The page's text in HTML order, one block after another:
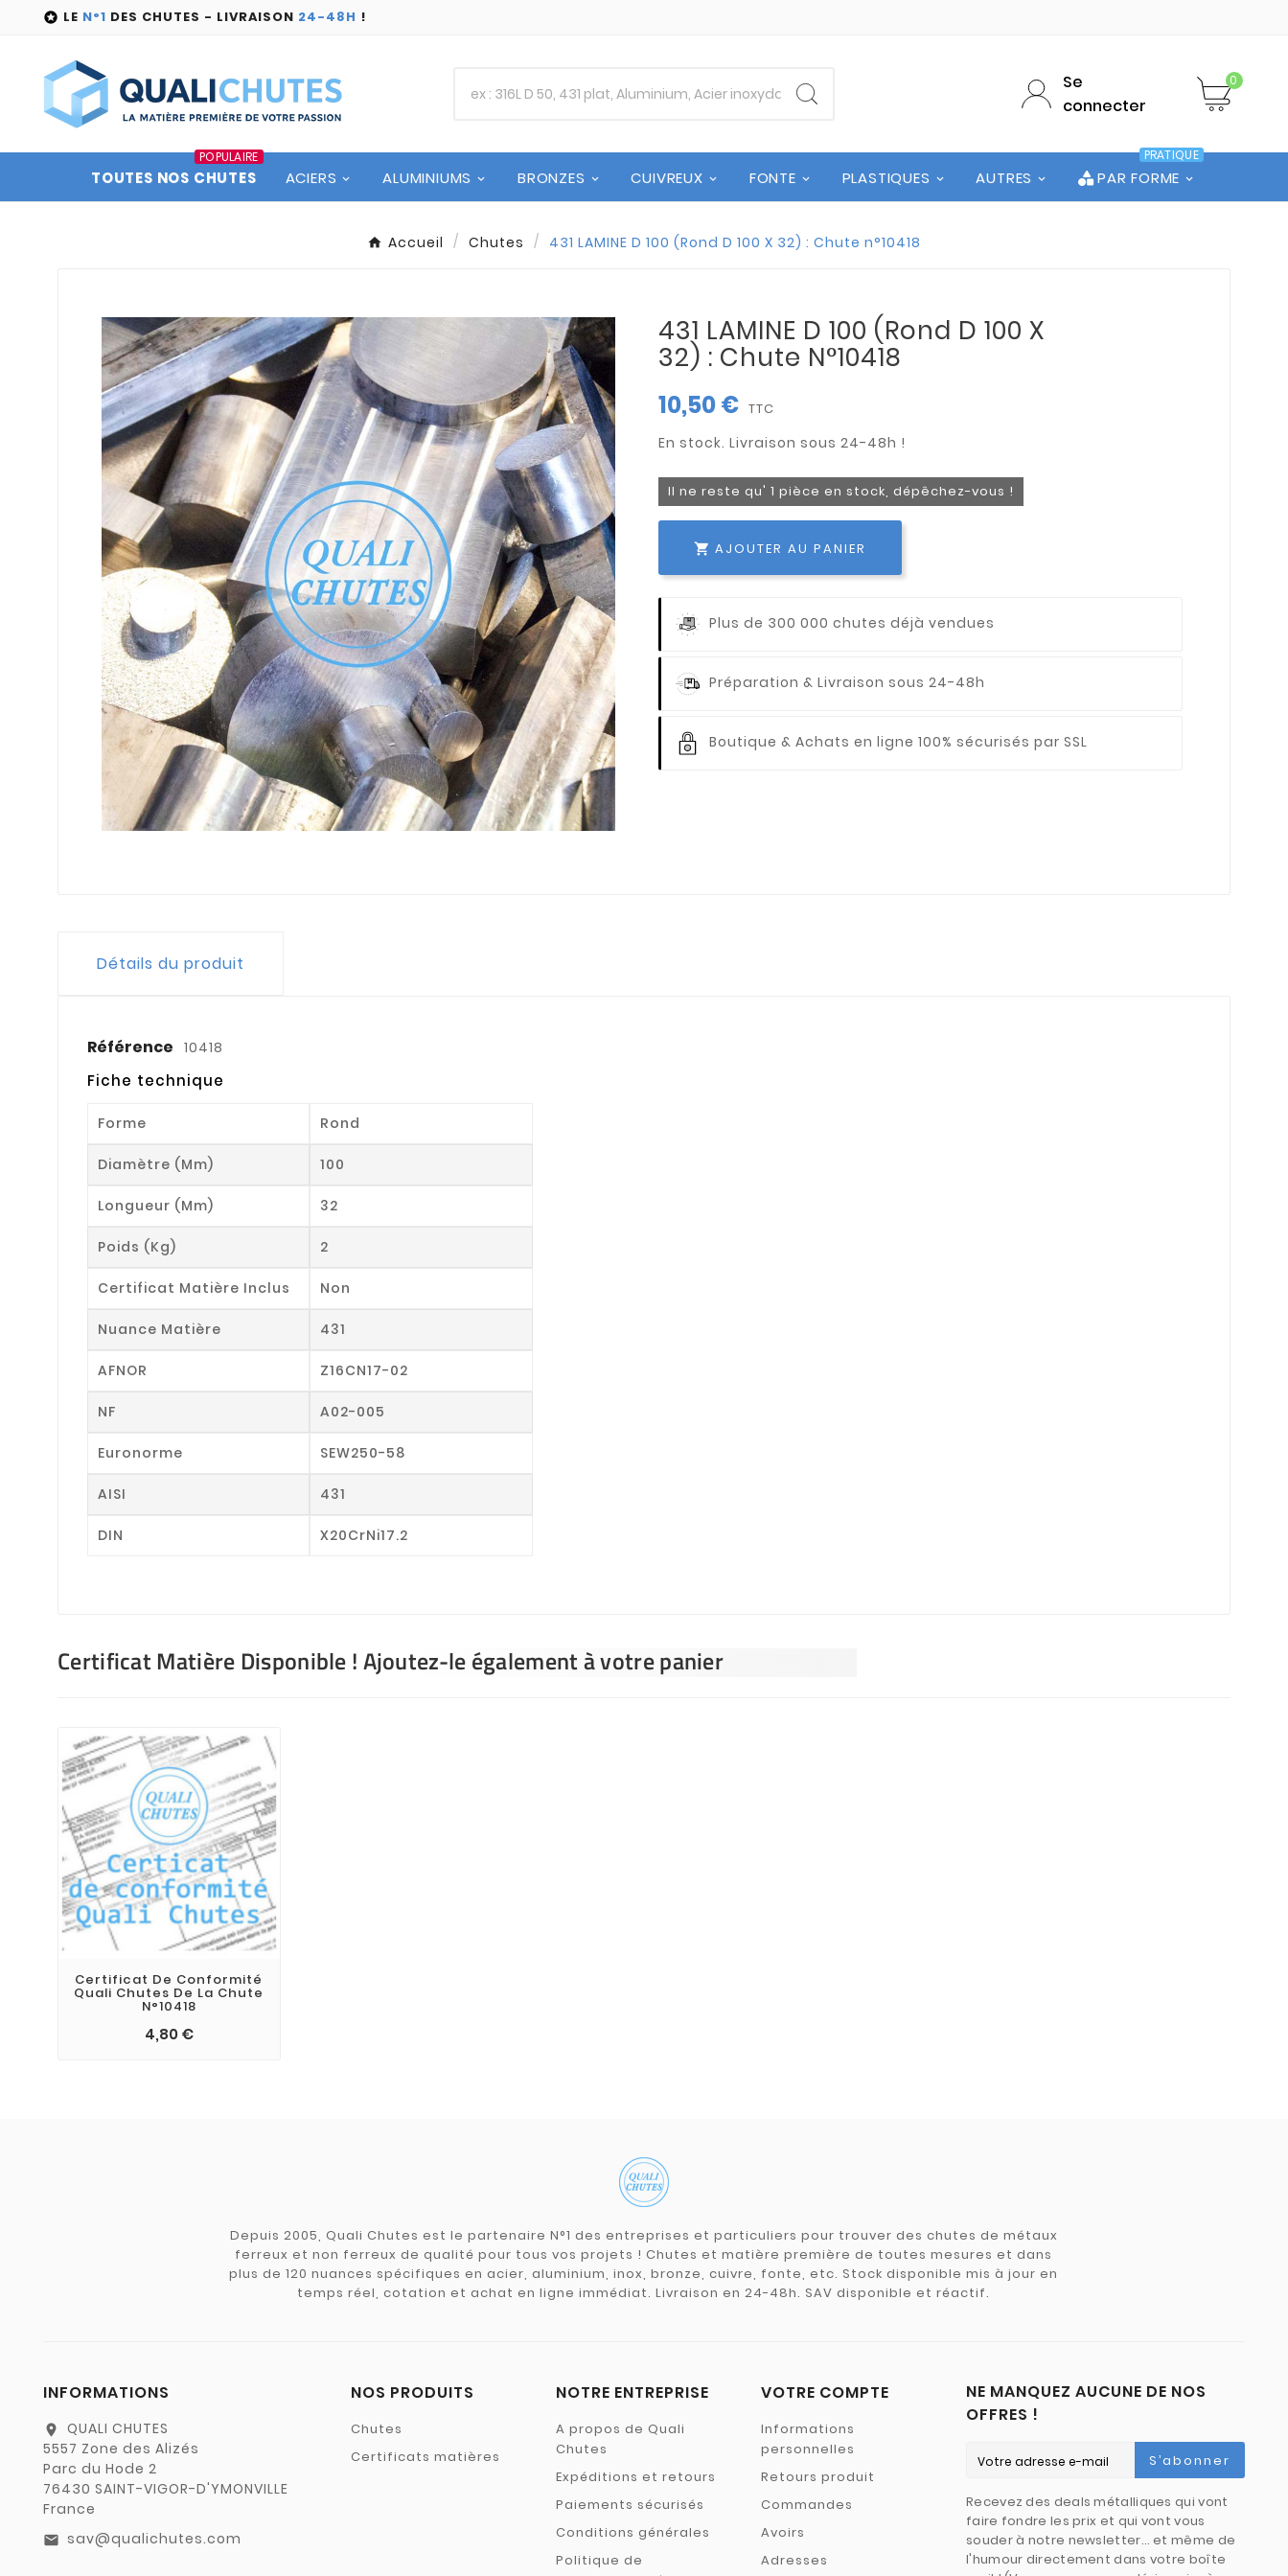
 LE N°1 DES CHUTES - LIVRAISON 24-48H !
Se
connecter
0
TOUTES NOS CHUTES
POPULAIRE
ACIERS ALUMINIUMS BRONZES CUIVREUX FONTE PLASTIQUES AUTRES PAR FORME
PRATIQUE
Accueil Chutes 431 LAMINE D 100 (Rond D 100 X 32) : Chute n°10418
431 LAMINE D 100 (Rond D 100 X
32) : Chute N°10418
10,50 € TTC
Il ne reste qu' 1 pièce en stock, dépêchez-vous !
 AJOUTER AU PANIER
Plus de 300 000 chutes déjà vendues
Préparation & Livraison sous 24-48h
Boutique & Achats en ligne 100% sécurisés par SSL
Détails du produit
Référence 10418
Fiche technique
Forme Rond
Diamètre (mm) 100
Longueur (mm) 32
Poids (kg) 2
Certificat Matière Inclus Non
Nuance Matière 431
AFNOR Z16CN17-02
NF A02-005
Euronorme SEW250-58
AISI 431
DIN X20CrNi17.2
Certificat Matière Disponible ! Ajoutez-le également à votre panier
Certificat De Conformité
Quali Chutes De La Chute
N°10418
4,80 €
Depuis 2005, Quali Chutes est le partenaire N°1 des entreprises et particuliers pour trouver des chutes de métaux
ferreux et non ferreux de qualité pour tous vos projets ! Chutes et matière première de toutes mesures et dans
plus de 120 nuances spécifiques en acier, aluminium, inox, bronze, cuivre, fonte, etc. Stock disponible mis à jour en
temps réel, cotation et achat en ligne immédiat. Livraison en 24-48h. SAV disponible et réactif.
INFORMATIONS
location_on
QUALI CHUTES
5557 Zone des Alizés
Parc du Hode 2
76430 SAINT-VIGOR-D'YMONVILLE
France
email sav@qualichutes.com
NOS PRODUITS
Chutes
Certificats matières
NOTRE ENTREPRISE
A propos de Quali
Chutes
Expéditions et retours
Paiements sécurisés
Conditions générales
Politique de
VOTRE COMPTE
Informations
personnelles
Retours produit
Commandes
Avoirs
Adresses
NE MANQUEZ AUCUNE DE NOS
OFFRES !
S’abonner
Recevez des deals métalliques qui vont
faire fondre les prix et qui vont vous
souder à notre newsletter… et même de
l'humour directement dans votre boîte